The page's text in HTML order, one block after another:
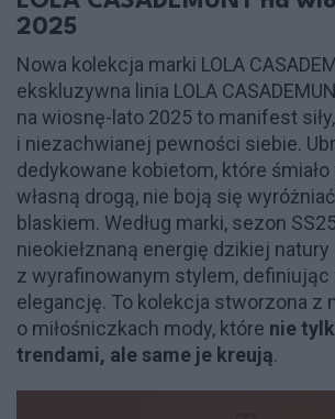
2025
Nowa kolekcja marki LOLA
ekskluzywna linia LOLA
na wiosnę-lato 2025 to manifest
i niezachwianej pewności siebie.
dedykowane kobietom, które
własną drogą, nie boją się
blaskiem. Według marki, sezon
nieokiełznaną energię dzikiej natury
z wyrafinowanym stylem, definiując
elegancję. To kolekcja stworzona z
o miłośniczkach mody, które nie
trendami, ale same je kreują.